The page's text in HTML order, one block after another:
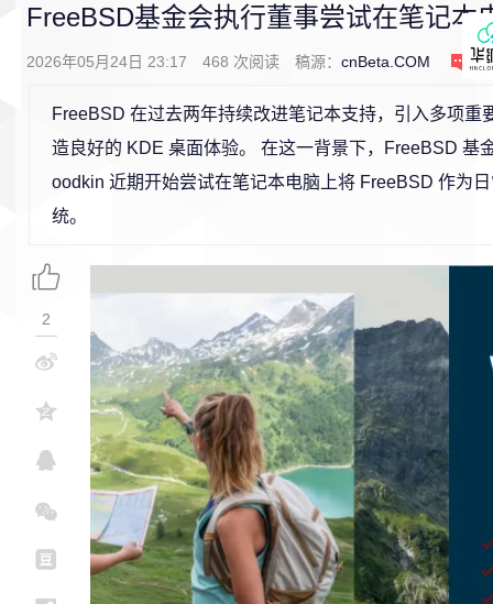
FreeBSD基金会执行董事尝试在笔记本
2026年05月24日 23:17 468 次阅读 稿源： cnBeta.COM 1
FreeBSD 在过去两年持续改进笔记本支持，引入多项重
造良好的 KDE 桌面体验。 在这一背景下，FreeBSD 基
oodkin 近期开始尝试在笔记本电脑上将 FreeBSD 作为
统。
2